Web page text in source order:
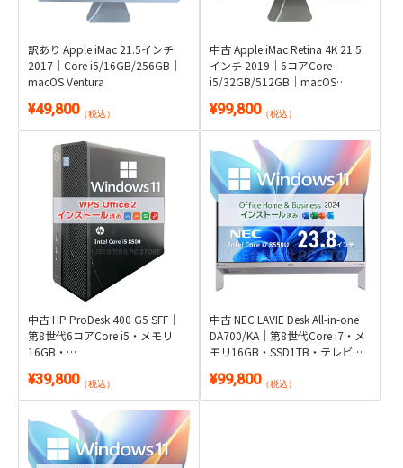
訳あり Apple iMac 21.5インチ
2017｜Core i5/16GB/256GB｜
macOS Ventura
¥49,800（税込）
中古 Apple iMac Retina 4K 21.5
インチ 2019｜6コアCore
i5/32GB/512GB｜macOS
¥99,800（税込）
中古 HP ProDesk 400 G5 SFF｜
第8世代6コアCore i5・メモリ
16GB・
載｜Windows 11・WPS Office 2
付き
¥39,800（税込）
中古 NEC LAVIE Desk All-in-one
DA700/KA｜第8世代Core i7・メ
モリ16GB・SSD1TB・テレビが
Windows 11・Microsoft Office
2024付き
¥99,800（税込）